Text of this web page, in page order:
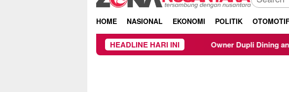
HOME NASIONAL EKONOMI POLITIK
HEADLINE HARI INIOwner Dupli Dining and Lounge